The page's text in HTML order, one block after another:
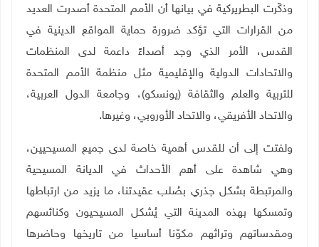
وذكّرت البطريركية في بيانها أن الأمم المتحدة أصدرت العديد
من القرارات التي تؤكد ضرورة حماية المواقع الدينية في
القدس، الأمر الذي وجد أصداءً داعمة لدى المنظمات
والاتحادات الدولية والإقليمية مثل منظمة الأمم المتحدة
للتربية والعلم والثقافة (يونسكو)، وجامعة الدول العربية،
والاتحاد الأفريقي، والاتحاد الأوروبي، وغيرها.
ولفتت إلى أن للقدس أهمية خاصة لدى جميع المسيحيين،
وهي شاهدة على أهم الأحداث في الديانة المسيحية
والمرتبطة بشكل جذري بصُلب عقيدتنا، ما يزيد من ارتباطها
وتمسكها بهذه المدينة التي يُشكل المسيحيون وكنائسهم
ومقدساتهم وتراثهم مكوّنا أساسيا من تاريخها وحاضرها